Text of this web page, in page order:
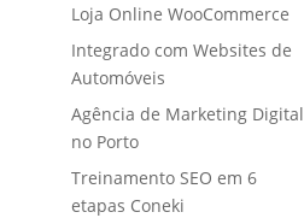
Loja Online WooCommerce
Integrado com Websites de
Automóveis
Agência de Marketing Digital
no Porto
Treinamento SEO em 6
etapas Coneki